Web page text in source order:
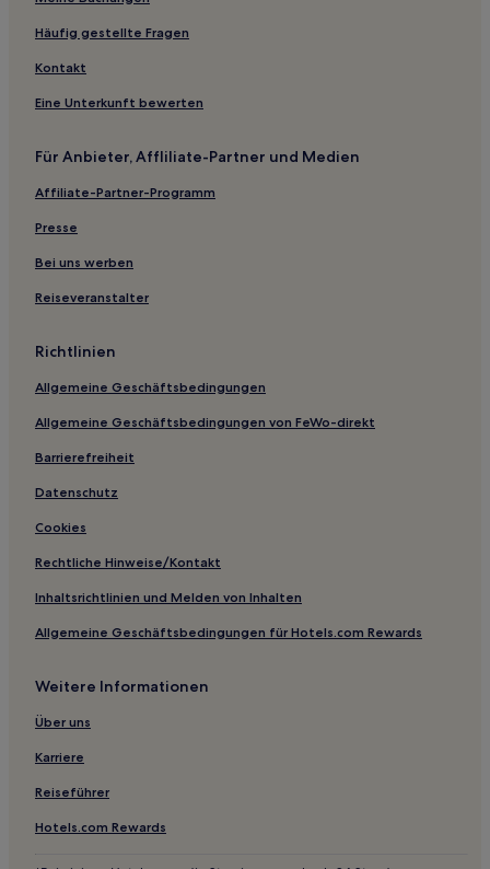
Hotels mit Küchenzeile in Wengen
Haustierfreundliche in Wengen
Familien in Wengen
Ski nahe Skigebiet Lenk/Betelberg
Familien nahe Skigebiet Lenk/Betelberg
Haustierfreundliche in Thun
Hotels mit Parkplatz in Schönried
Ski in Mürren
Hotels mit Wellnessbereich in Mürren
Hotels mit inbegriffenem Frühstück in Mürren
Ski in Bezirk Obersimmental-Saanen
Haustierfreundliche in Wilderswil
Ski in Wilderswil
Ski in Saanen
Hotels mit Wellnessbereich in Adelboden
Günstige in Adelboden
Hotels mit inbegriffenem Frühstück in Beatenberg
Günstige in Spiez
Familien in Spiez
Haustierfreundliche in Spiez
Bezirk Obersimmental-Saanen: Hotels
Hotels nahe Sesselbahn Saanen-Eggli
Häufig gestellte Fragen
Kontakt
Eine Unterkunft bewerten
Für Anbieter, Affliliate-Partner und Medien
Affiliate-Partner-Programm
Presse
Bei uns werben
Reiseveranstalter
Richtlinien
Allgemeine Geschäftsbedingungen
Allgemeine Geschäftsbedingungen von FeWo-direkt
Barrierefreiheit
Datenschutz
Cookies
Rechtliche Hinweise/Kontakt
Inhaltsrichtlinien und Melden von Inhalten
Allgemeine Geschäftsbedingungen für Hotels.com Rewards
Weitere Informationen
Über uns
Karriere
Reiseführer
Hotels.com Rewards